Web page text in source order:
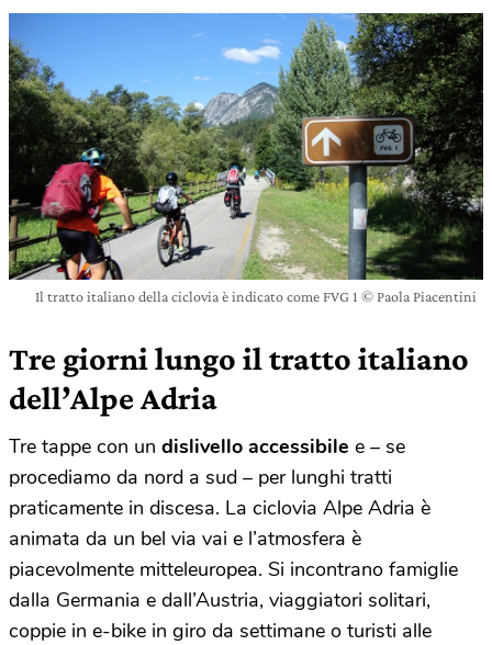
Il tratto italiano della ciclovia è indicato come FVG 1 © Paola Piacentini
Tre giorni lungo il tratto italiano
dell’Alpe Adria
Tre tappe con un dislivello accessibile e – se
procediamo da nord a sud – per lunghi tratti
praticamente in discesa. La ciclovia Alpe Adria è
animata da un bel via vai e l’atmosfera è
piacevolmente mitteleuropea. Si incontrano famiglie
dalla Germania e dall’Austria, viaggiatori solitari,
coppie in e-bike in giro da settimane o turisti alle